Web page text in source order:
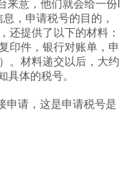
来意，他们就会给一份I
，申请税号的目的，
还提供了以下的材料：
印件，银行对账单，申
。材料递交以后，大约
具体的税号。
申请，这是申请税号是